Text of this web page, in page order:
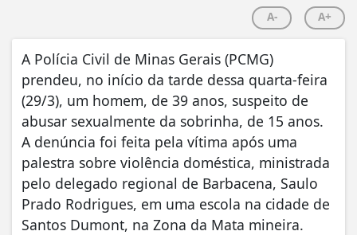
A- A+
A Polícia Civil de Minas Gerais (PCMG)
prendeu, no início da tarde dessa quarta-feira
(29/3), um homem, de 39 anos, suspeito de
abusar sexualmente da sobrinha, de 15 anos.
A denúncia foi feita pela vítima após uma
palestra sobre violência doméstica, ministrada
pelo delegado regional de Barbacena, Saulo
Prado Rodrigues, em uma escola na cidade de
Santos Dumont, na Zona da Mata mineira.